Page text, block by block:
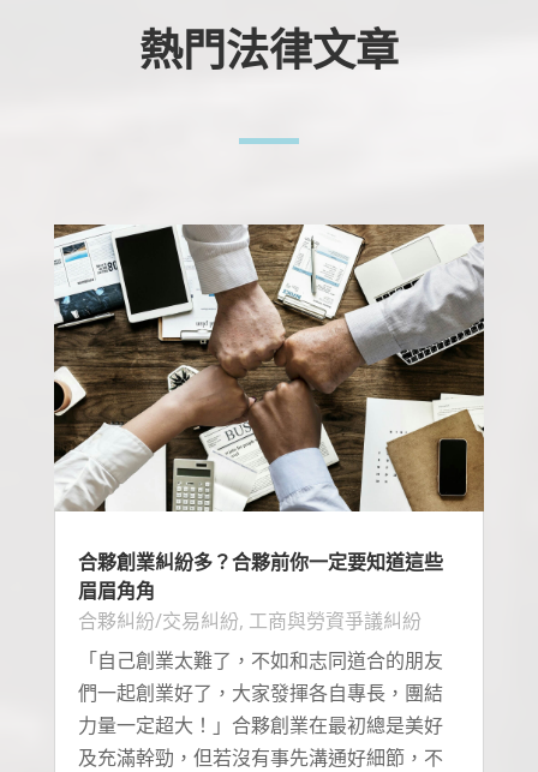
熱門法律文章
合夥創業糾紛多？合夥前你一定要知道這些
眉眉角角
合夥糾紛/交易糾紛, 工商與勞資爭議糾紛
「自己創業太難了，不如和志同道合的朋友
們一起創業好了，大家發揮各自專長，團結
力量一定超大！」合夥創業在最初總是美好
及充滿幹勁，但若沒有事先溝通好細節，不